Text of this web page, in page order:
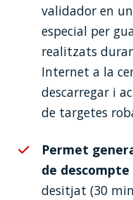
validador en
especial per
realitzats
Internet a la
descarregar i
de targetes
Permet
de descompte
desitjat (30